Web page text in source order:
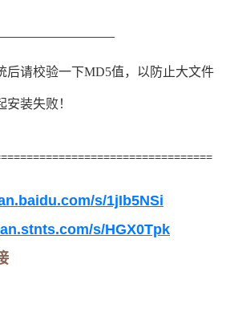
后请校验一下MD5值，以防止大文件
安装失败！
s/1jIb5NSi
s/HGX0Tpk